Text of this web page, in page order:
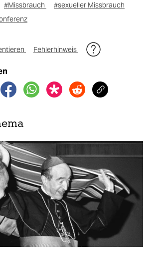
#Missbrauch
#sexueller Missbrauch
Fehlerhinweis